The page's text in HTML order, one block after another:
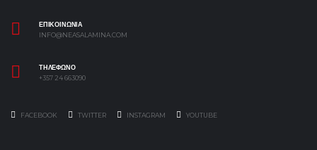
ΕΠΙΚΟΙΝΩΝΙΑ
INFO@NEASALAMINA.COM
ΤΗΛΕΦΩΝΟ
+357 24 663090
FACEBOOK TWITTER INSTAGRAM YOUTUBE